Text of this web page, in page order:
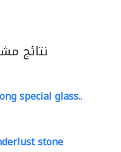
نتائج
special glass..
stone